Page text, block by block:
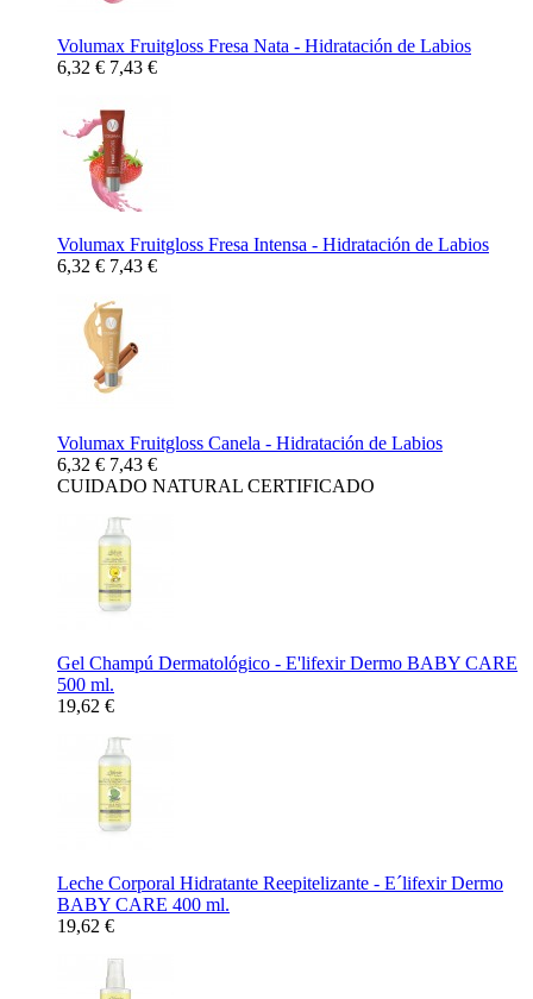
Volumax Fruitgloss Fresa Nata - Hidratación de Labios
6,32 € 7,43 €
Volumax Fruitgloss Fresa Intensa - Hidratación de Labios
6,32 € 7,43 €
Volumax Fruitgloss Canela - Hidratación de Labios
6,32 € 7,43 €
CUIDADO NATURAL CERTIFICADO
Gel Champú Dermatológico - E'lifexir Dermo BABY CARE
500 ml.
19,62 €
Leche Corporal Hidratante Reepitelizante - E´lifexir Dermo
BABY CARE 400 ml.
19,62 €